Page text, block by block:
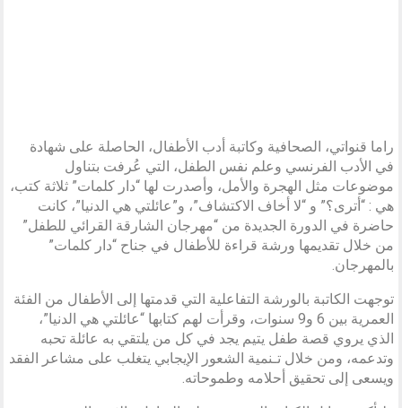
راما قنواتي، الصحافية وكاتبة أدب الأطفال، الحاصلة على شهادة
في الأدب الفرنسي وعلم نفس الطفل، التي عُرفت بتناول
موضوعات مثل الهجرة والأمل، وأصدرت لها “دار كلمات” ثلاثة كتب،
هي : “أترى؟” و “لا أخاف الاكتشاف”، و”عائلتي هي الدنيا”، كانت
حاضرة في الدورة الجديدة من “مهرجان الشارقة القرائي للطفل”
من خلال تقديمها ورشة قراءة للأطفال في جناح “دار كلمات”
بالمهرجان.
توجهت الكاتبة بالورشة التفاعلية التي قدمتها إلى الأطفال من الفئة
العمرية بين 6 و9 سنوات، وقرأت لهم كتابها “عائلتي هي الدنيا”،
الذي يروي قصة طفل يتيم يجد في كل من يلتقي به عائلة تحبه
وتدعمه، ومن خلال تـنمية الشعور الإيجابي يتغلب على مشاعر الفقد
ويسعى إلى تحقيق أحلامه وطموحاته.